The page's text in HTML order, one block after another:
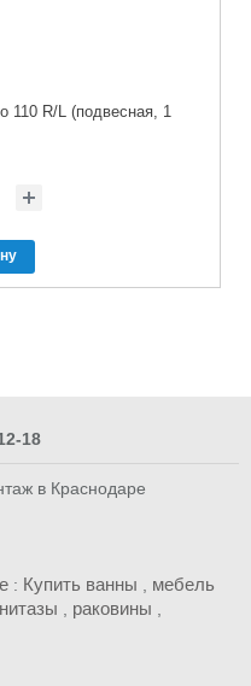
110 R/L (подвесная, 1
18
в Краснодаре
: Купить ванны , мебель
, раковины ,